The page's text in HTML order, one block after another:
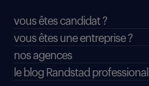
vous êtes candidat ?
vous êtes une entreprise ?
nos agences
le blog Randstad professional